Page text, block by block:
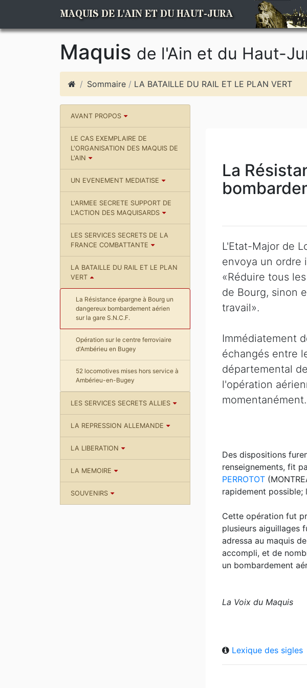
MAQUIS DE L'AIN ET DU HAUT-JURA
Maquis de l'Ain et du Haut-
Sommaire / LA BATAILLE DU RAIL ET LE PLAN VERT
AVANT PROPOS
LE CAS EXEMPLAIRE DE
L'ORGANISATION DES MAQUIS DE
L'AIN
UN EVENEMENT MEDIATISE
L'ARMEE SECRETE SUPPORT DE
L'ACTION DES MAQUISARDS
LES SERVICES SECRETS DE LA
FRANCE COMBATTANTE
LA BATAILLE DU RAIL ET LE PLAN
VERT
La Résistance épargne à Bourg un
dangereux bombardement aérien
sur la gare S.N.C.F.
Opération sur le centre ferroviaire
d'Ambérieu en Bugey
52 locomotives mises hors service à
Ambérieu-en-Bugey
LES SERVICES SECRETS ALLIES
LA REPRESSION ALLEMANDE
LA LIBERATION
LA MEMOIRE
SOUVENIRS
La
L'Etat-Major de
envoya un ordre
«Réduire tous
de Bourg, sinon
travail».
Immédiatement
échangés entre
départemental
l'opération
momentanément.
Des dispositions
renseignements, fit
PERROTOT
rapidement possible;
Cette opération fut
plusieurs aiguillages
adressa au maquis
accompli, et de
un bombardement
La Voix du Maquis
Lexique des sigles